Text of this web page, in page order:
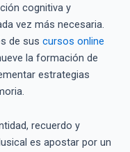
cognitiva y
vez más necesaria.
de sus cursos online
la formación de
estrategias
recuerdo y
es apostar por un